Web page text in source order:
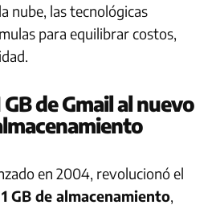
nube, las tecnológicas
para equilibrar costos,
de Gmail al nuevo
en 2004, revolucionó el
1 GB de almacenamiento,